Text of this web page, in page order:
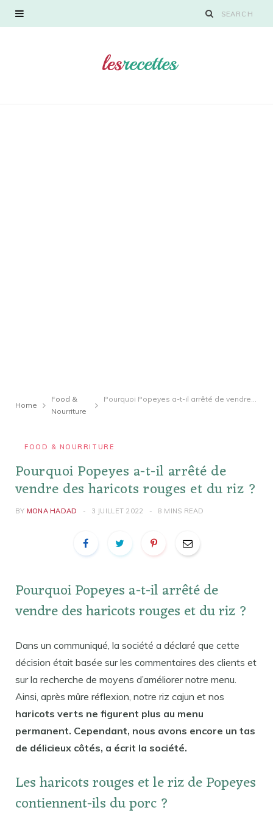
Home
Food &
Nourriture
Pourquoi Popeyes a-t-il arrêté de vendre des haricots rouges et du riz ?
FOOD & NOURRITURE
Pourquoi Popeyes a-t-il arrêté de
vendre des haricots rouges et du riz ?
BY MONA HADAD 3 JUILLET 2022 8 MINS READ
Pourquoi Popeyes a-t-il arrêté de
vendre des haricots rouges et du riz ?
Dans un communiqué, la société a déclaré que cette
décision était basée sur les commentaires des clients et
sur la recherche de moyens d’améliorer notre menu.
Ainsi, après mûre réflexion, notre riz cajun et nos
haricots verts ne figurent plus au menu
permanent. Cependant, nous avons encore un tas
de délicieux côtés, a écrit la société.
Les haricots rouges et le riz de Popeyes
contiennent-ils du porc ?